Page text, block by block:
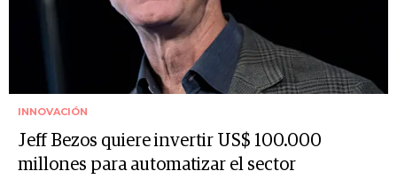
INNOVACIÓN
Jeff Bezos quiere invertir US$ 100.000
millones para automatizar el sector